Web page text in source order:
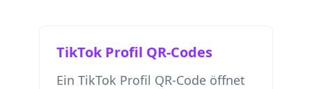
TikTok Profil QR-Codes
Ein TikTok Profil QR-Code öffnet